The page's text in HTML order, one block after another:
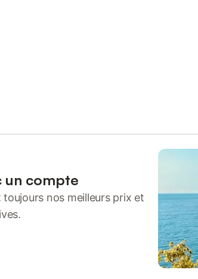
un compte
nos meilleurs prix et